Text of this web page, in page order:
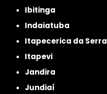
Ibitinga
Indaiatuba
Itapecerica da Serra
Itapevi
Jandira
Jundiaí